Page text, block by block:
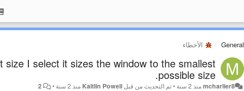
General الأخطاء
I select it sizes the window to the smallest
possible size.
mcharlier8منذ 2 سنة •تم التحديث من قبل Kaitlin Powell منذ 2 سنة •
2